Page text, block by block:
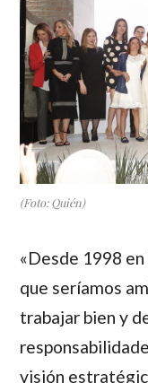
(Foto: Quién)
«Desde 1998
que seríamos
trabajar bien y
visión